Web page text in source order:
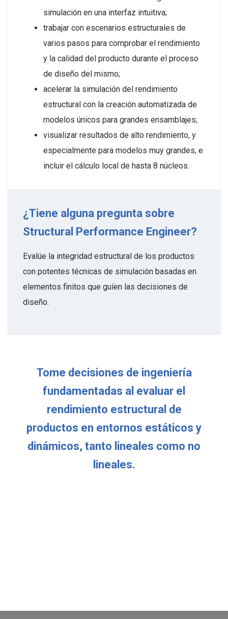
simulación en una interfaz intuitiva;
trabajar con escenarios estructurales de
varios pasos para comprobar el rendimiento
y la calidad del producto durante el proceso
de diseño del mismo;
acelerar la simulación del rendimiento
estructural con la creación automatizada de
modelos únicos para grandes ensamblajes;
visualizar resultados de alto rendimiento, y
especialmente para modelos muy grandes, e
incluir el cálculo local de hasta 8 núcleos.
¿Tiene alguna pregunta sobre
Structural Performance Engineer?
Evalúe la integridad estructural de los productos
con potentes técnicas de simulación basadas en
elementos finitos que guíen las decisiones de
diseño.
Tome decisiones de ingeniería
fundamentadas al evaluar el
rendimiento estructural de
productos en entornos estáticos y
dinámicos, tanto lineales como no
lineales.